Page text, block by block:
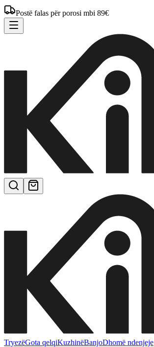
Postë falas për porosi mbi 89€
TryezëGota qelqiKuzhinëBanjoDhomë ndenjeje